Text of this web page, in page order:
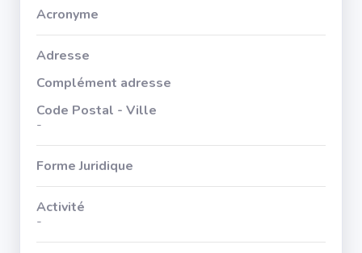
Acronyme
Adresse
Complément adresse
Code Postal - Ville
-
Forme Juridique
Activité
-